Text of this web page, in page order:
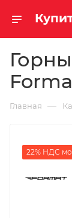
Главная —
22% НДС